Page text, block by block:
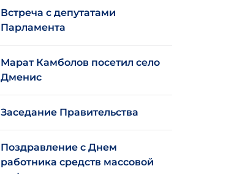
Встреча с депутатами
Парламента
Марат Камболов посетил село
Дменис
Заседание Правительства
Поздравление с Днем
работника средств массовой